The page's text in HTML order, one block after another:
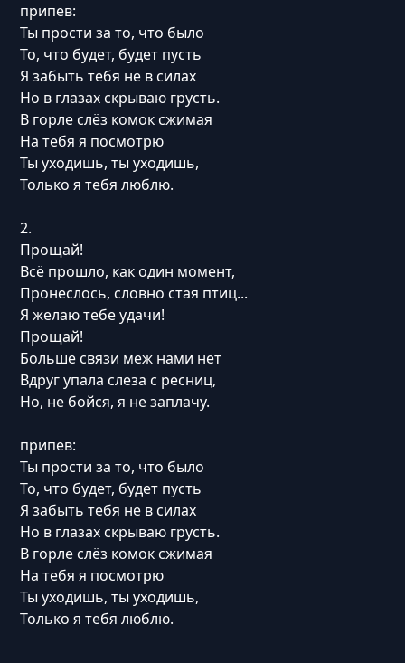
припев:
Ты прости за то, что было
То, что будет, будет пусть
Я забыть тебя не в силах
Но в глазах скрываю грусть.
В горле слёз комок сжимая
На тебя я посмотрю
Ты уходишь, ты уходишь,
Только я тебя люблю.
2.
Прощай!
Всё прошло, как один момент,
Пронеслось, словно стая птиц...
Я желаю тебе удачи!
Прощай!
Больше связи меж нами нет
Вдруг упала слеза с ресниц,
Но, не бойся, я не заплачу.
припев:
Ты прости за то, что было
То, что будет, будет пусть
Я забыть тебя не в силах
Но в глазах скрываю грусть.
В горле слёз комок сжимая
На тебя я посмотрю
Ты уходишь, ты уходишь,
Только я тебя люблю.